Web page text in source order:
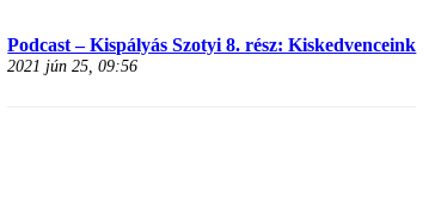
Podcast – Kispályás Szotyi 8. rész: Kiskedvenceink
2021 jún 25, 09:56